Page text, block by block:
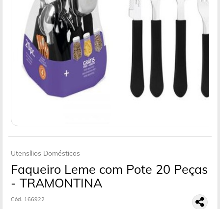
Utensílios Domésticos
Faqueiro Leme com Pote 20 Peças
- TRAMONTINA
Cód. 166922